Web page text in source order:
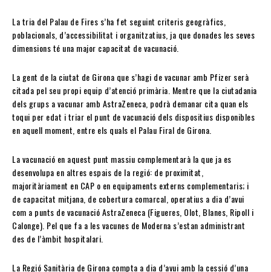
La tria del Palau de Fires s’ha fet seguint criteris geogràfics,
poblacionals, d’accessibilitat i organitzatius, ja que donades les seves
dimensions té una major capacitat de vacunació.
La gent de la ciutat de Girona que s’hagi de vacunar amb Pfizer serà
citada pel seu propi equip d’atenció primària. Mentre que la ciutadania
dels grups a vacunar amb AstraZeneca, podrà demanar cita quan els
toqui per edat i triar el punt de vacunació dels dispositius disponibles
en aquell moment, entre els quals el Palau Firal de Girona.
La vacunació en aquest punt massiu complementarà la que ja es
desenvolupa en altres espais de la regió: de proximitat,
majoritàriament en CAP o en equipaments externs complementaris; i
de capacitat mitjana, de cobertura comarcal, operatius a dia d’avui
com a punts de vacunació AstraZeneca (Figueres, Olot, Blanes, Ripoll i
Calonge). Pel que fa a les vacunes de Moderna s’estan administrant
des de l’àmbit hospitalari.
La Regió Sanitària de Girona compta a dia d’avui amb la cessió d’una